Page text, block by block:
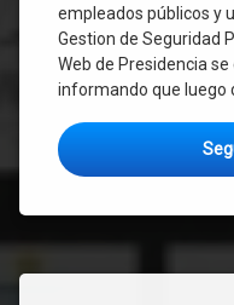
empleados públicos y
Gestion de Seguridad
Web de Presidencia
informando que luego